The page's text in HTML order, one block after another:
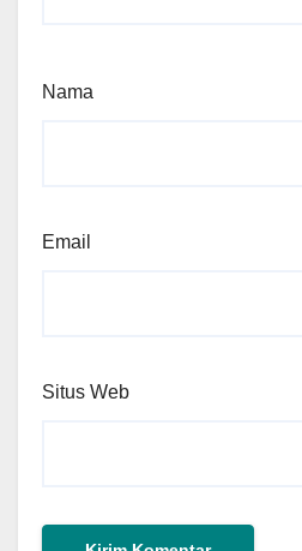
Nama
Email
Situs Web